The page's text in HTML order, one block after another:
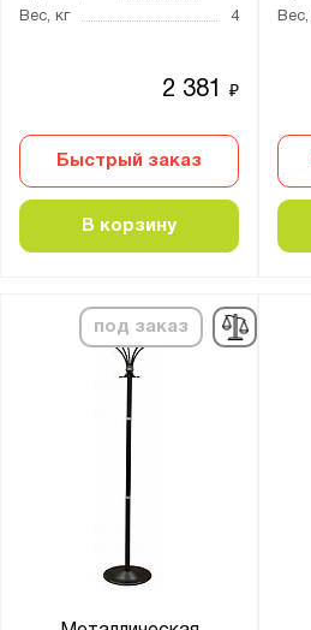
Вес, кг
4
2 381₽
Быстрый заказ
В корзину
Вес,
под заказ